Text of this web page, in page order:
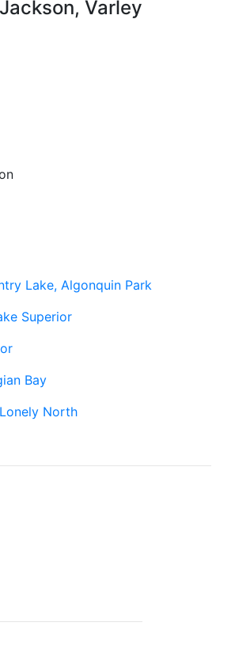
Varley
Lake, Algonquin Park
Superior
Bay
North